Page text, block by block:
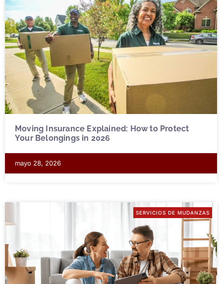
Moving Insurance Explained: How to Protect
Your Belongings in 2026
mayo 28, 2026
SERVICIOS DE MUDANZAS